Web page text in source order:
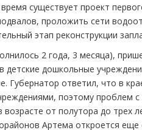
существует проект
проложить сети
этап реконструкции
2 года, 3 месяца),
детские дошкольные
Губернатор ответил, что в
поэтому проблем
возрасте от полутора до
Артема откроется еще